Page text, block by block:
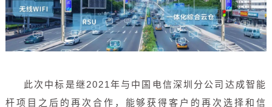
此次中标是继2021年与中国电信深圳分公司达成智能
杆项目之后的再次合作，能够获得客户的再次选择和信